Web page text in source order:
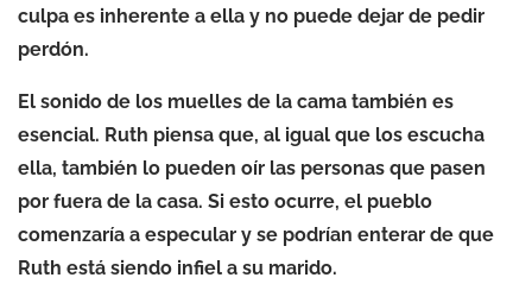
culpa es inherente a ella y no puede dejar de pedir
perdón.
El sonido de los muelles de la cama también es
esencial. Ruth piensa que, al igual que los escucha
ella, también lo pueden oír las personas que pasen
por fuera de la casa. Si esto ocurre, el pueblo
comenzaría a especular y se podrían enterar de que
Ruth está siendo infiel a su marido.